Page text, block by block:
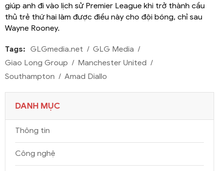
giúp anh đi vào lịch sử Premier League khi trở thành cầu
thủ trẻ thứ hai làm được điều này cho đội bóng, chỉ sau
Wayne Rooney.
Tags: GLGmedia.net
GLG Media
Giao Long Group
Manchester United
Southampton
Amad Diallo
DANH MỤC
Thông tin
Công nghệ